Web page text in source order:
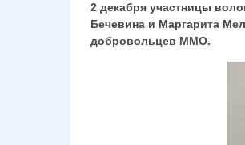
2 декабря участницы
Бечевина и Маргарита
добровольцев ММО.